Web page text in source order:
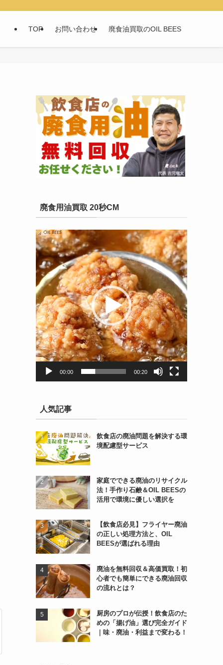
TOP お問い合わせ 廃食油買取のOIL BEES
廃食用油買取 20秒CM
動
画
プ
レ
ー
ヤ
ー
00:00 00:20
人気記事
飲食店の廃油問題を解決する環
境配慮型サービス
家庭でできる廃油のリサイクル
法！手作り石鹸＆OIL BEESの
活用で環境に優しい選択を
【飲食店必見】フライヤー廃油
の正しい処理方法と、OIL
BEESが選ばれる理由
廃油を無料回収＆高価買取！初
心者でも簡単にできる廃油回収
の流れとは？
厨房のプロが伝授！飲食店のた
めの「揚げ油」選び完全ガイド
｜味・廃油・利益まで変わる！